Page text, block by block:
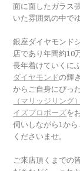
面に面したガラス
いた雰囲気の中で
銀座ダイヤモンド
店であり年間約10
長年着けていくに
ダイヤモンドの輝
からご自身にぴっ
（マリッジリング）
イズプロポーズを
伺いしながら1か
くださいませ。
ご来店頂くまでの